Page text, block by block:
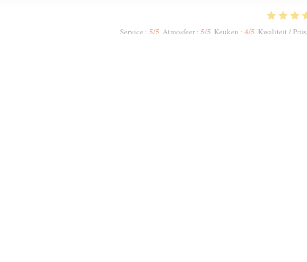
Service : 5/5 Atmosfeer : 5/5 Keuken : 4/5 Kwaliteit / Prijs